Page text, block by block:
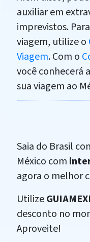
auxiliar em
imprevistos.
viagem, utilize o
Viagem. Com o
você conhecerá
sua viagem ao
Saia do Brasil
México com
agora o melhor
Utilize
desconto no
Aproveite!